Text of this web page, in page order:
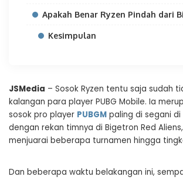
Apakah Benar Ryzen Pindah dari
Kesimpulan
JSMedia – Sosok Ryzen tentu saja sudah
kalangan para player PUBG Mobile. Ia
sosok pro player PUBGM paling di segani di
dengan rekan timnya di Bigetron Red
menjuarai beberapa turnamen hingga
Dan beberapa waktu belakangan ini,